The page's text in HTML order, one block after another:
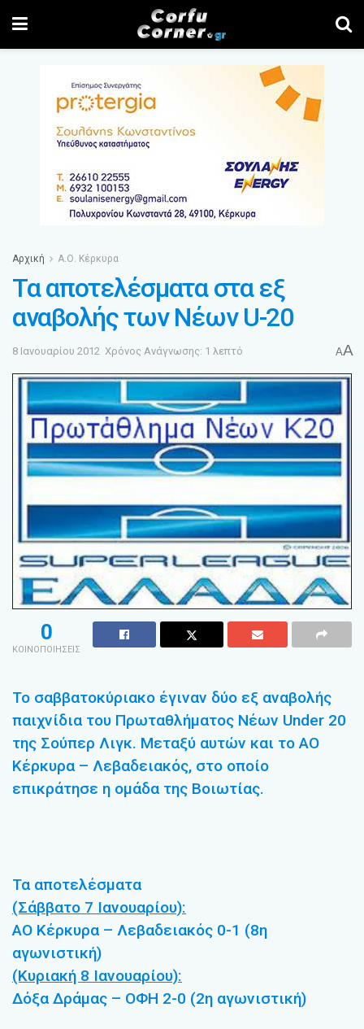
Αρχική Α.Ο. Κέρκυρα
Τα αποτελέσματα στα εξ
αναβολής των Νέων U-20
8 Ιανουαρίου 2012 Χρόνος Ανάγνωσης: 1 λεπτό AA
0
ΚΟΙΝΟΠΟΙΗΣΕΙΣ
Το σαββατοκύριακο έγιναν δύο εξ αναβολής
παιχνίδια του Πρωταθλήματος Νέων Under 20
της Σούπερ Λιγκ. Μεταξύ αυτών και το ΑΟ
Κέρκυρα – Λεβαδειακός, στο οποίο
επικράτησε η ομάδα της Βοιωτίας.
Τα αποτελέσματα
(Σάββατο 7 Ιανουαρίου):
ΑΟ Κέρκυρα – Λεβαδειακός 0-1 (8η
αγωνιστική)
(Κυριακή 8 Ιανουαρίου):
Δόξα Δράμας – ΟΦΗ 2-0 (2η αγωνιστική)